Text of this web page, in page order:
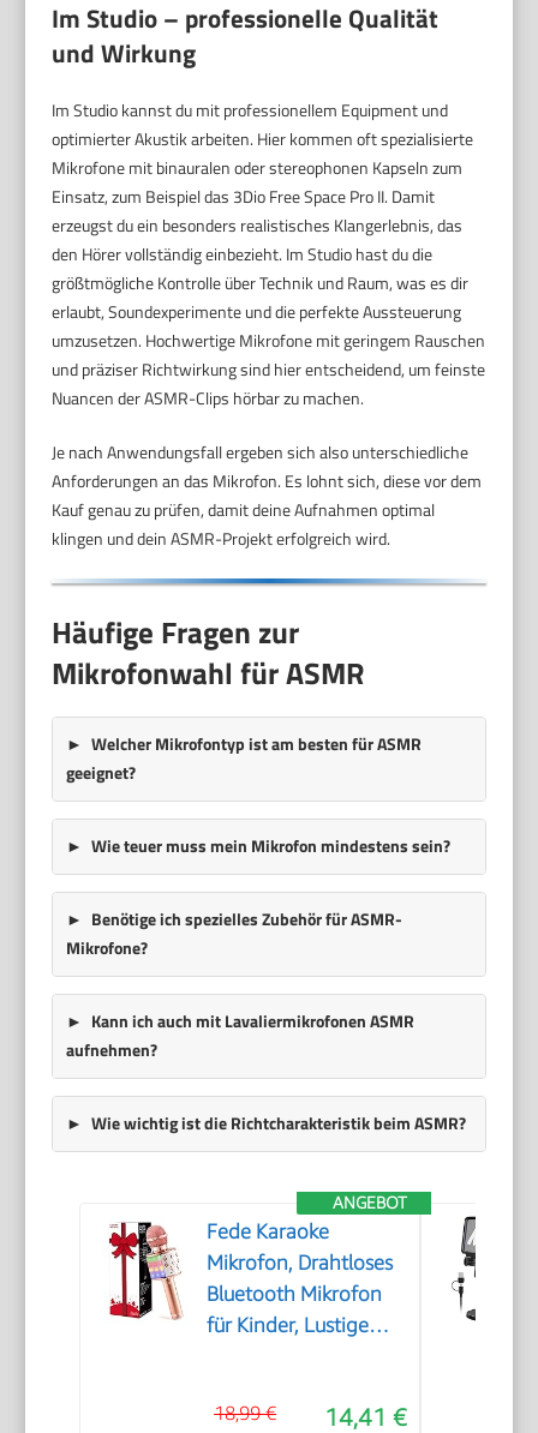
Im Studio – professionelle Qualität
und Wirkung
Im Studio kannst du mit professionellem Equipment und
optimierter Akustik arbeiten. Hier kommen oft spezialisierte
Mikrofone mit binauralen oder stereophonen Kapseln zum
Einsatz, zum Beispiel das 3Dio Free Space Pro II. Damit
erzeugst du ein besonders realistisches Klangerlebnis, das
den Hörer vollständig einbezieht. Im Studio hast du die
größtmögliche Kontrolle über Technik und Raum, was es dir
erlaubt, Soundexperimente und die perfekte Aussteuerung
umzusetzen. Hochwertige Mikrofone mit geringem Rauschen
und präziser Richtwirkung sind hier entscheidend, um feinste
Nuancen der ASMR-Clips hörbar zu machen.
Je nach Anwendungsfall ergeben sich also unterschiedliche
Anforderungen an das Mikrofon. Es lohnt sich, diese vor dem
Kauf genau zu prüfen, damit deine Aufnahmen optimal
klingen und dein ASMR-Projekt erfolgreich wird.
Häufige Fragen zur
Mikrofonwahl für ASMR
Welcher Mikrofontyp ist am besten für ASMR
geeignet?
Wie teuer muss mein Mikrofon mindestens sein?
Benötige ich spezielles Zubehör für ASMR-
Mikrofone?
Kann ich auch mit Lavaliermikrofonen ASMR
aufnehmen?
Wie wichtig ist die Richtcharakteristik beim ASMR?
ANGEBOT
Fede Karaoke
Mikrofon, Drahtloses
Bluetooth Mikrofon
für Kinder, Lustige
Mädchen Jungen,14,41 €
18,99 €